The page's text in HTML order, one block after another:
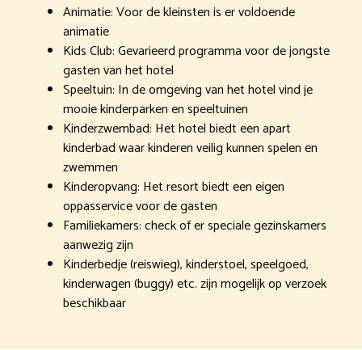
Animatie: Voor de kleinsten is er voldoende
animatie
Kids Club: Gevarieerd programma voor de jongste
gasten van het hotel
Speeltuin: In de omgeving van het hotel vind je
mooie kinderparken en speeltuinen
Kinderzwembad: Het hotel biedt een apart
kinderbad waar kinderen veilig kunnen spelen en
zwemmen
Kinderopvang: Het resort biedt een eigen
oppasservice voor de gasten
Familiekamers: check of er speciale gezinskamers
aanwezig zijn
Kinderbedje (reiswieg), kinderstoel, speelgoed,
kinderwagen (buggy) etc. zijn mogelijk op verzoek
beschikbaar